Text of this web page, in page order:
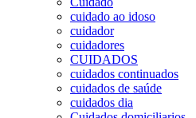
cuidado ao idoso
cuidador
cuidadores
CUIDADOS
cuidados continuados
cuidados de saúde
cuidados dia